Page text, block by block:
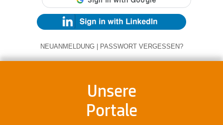
NEUANMELDUNG | PASSWORT VERGESSEN?
Unsere
Portale